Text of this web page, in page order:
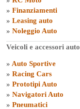
» Finanziamenti
» Leasing auto
» Noleggio Auto
Veicoli e accessori auto
» Auto Sportive
» Racing Cars
» Prototipi Auto
» Navigatori Auto
» Pneumatici